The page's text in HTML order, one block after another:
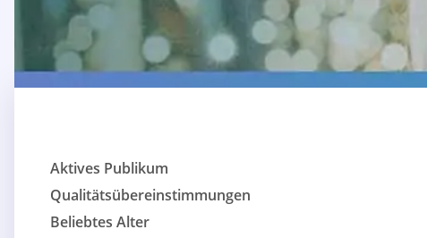
Aktives Publikum
Qualitätsübereinstimmungen
Beliebtes Alter